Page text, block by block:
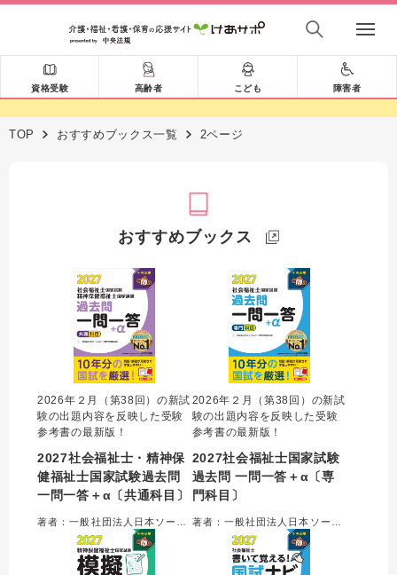
資格受験 高齢者 こども 障害者
TOP おすすめブックス一覧 2ページ
おすすめブックス
2026年２月（第38回）の新試
験の出題内容を反映した受験
参考書の最新版！
2027社会福祉士・精神保
健福祉士国家試験過去問
一問一答＋α〔共通科目〕
2026年２月（第38回）の新試
験の出題内容を反映した受験
参考書の最新版！
2027社会福祉士国家試験
過去問 一問一答＋α〔専
門科目〕